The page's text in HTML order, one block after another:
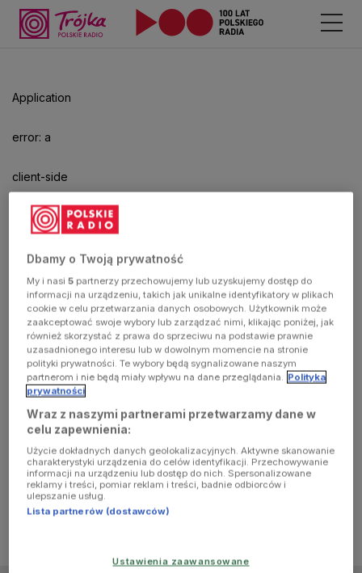
Application
error: a
client-side
exception
has
occurred
(see the
browser
console for
more
information)
aby
odtwarzać.
Dbamy o Twoją prywatność
My i nasi5 partnerzy przechowujemy lub uzyskujemy dostęp do
informacji na urządzeniu, takich jak unikalne identyfikatory w plikach
cookie w celu przetwarzania danych osobowych. Użytkownik może
zaakceptować swoje wybory lub zarządzać nimi, klikając poniżej, jak
również skorzystać z prawa do sprzeciwu na podstawie prawnie
uzasadnionego interesu lub w dowolnym momencie na stronie
polityki prywatności. Te wybory będą sygnalizowane naszym
partnerom i nie będą miały wpływu na dane przeglądania. Polityka
prywatności
Wraz z naszymi partnerami przetwarzamy dane w
celu zapewnienia:
Użycie dokładnych danych geolokalizacyjnych. Aktywne skanowanie
charakterystyki urządzenia do celów identyfikacji. Przechowywanie
informacji na urządzeniu lub dostęp do nich. Spersonalizowane
reklamy i treści, pomiar reklam i treści, badnie odbiorców i
ulepszanie usług.
Lista partnerów (dostawców)
Ustawienia zaawansowane